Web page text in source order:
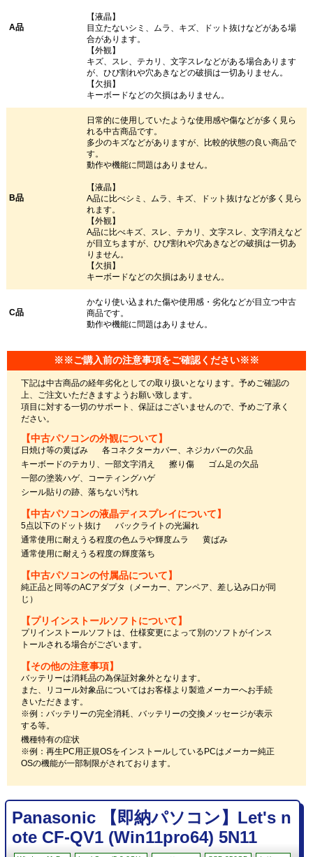
A品
【液晶】
目立たないシミ、ムラ、キズ、ドット抜けなどがある場
合があります。
【外観】
キズ、スレ、テカリ、文字スレなどがある場合あります
が、ひび割れや穴あきなどの破損は一切ありません。
【欠損】
キーボードなどの欠損はありません。
B品
日常的に使用していたような使用感や傷などが多く見ら
れる中古商品です。
多少のキズなどがありますが、比較的状態の良い商品で
す。
動作や機能に問題はありません。
【液晶】
A品に比べシミ、ムラ、キズ、ドット抜けなどが多く見ら
れます。
【外観】
A品に比べキズ、スレ、テカリ、文字スレ、文字消えなど
が目立ちますが、ひび割れや穴あきなどの破損は一切あ
りません。
【欠損】
キーボードなどの欠損はありません。
C品
かなり使い込まれた傷や使用感・劣化などが目立つ中古
商品です。
動作や機能に問題はありません。
※※ご購入前の注意事項をご確認ください※※
下記は中古商品の経年劣化としての取り扱いとなります。予めご確認の
上、ご注文いただきますようお願い致します。
項目に対する一切のサポート、保証はございませんので、予めご了承く
ださい。
【中古パソコンの外観について】
日焼け等の黄ばみ
各コネクターカバー、ネジカバーの欠品
キーボードのテカリ、一部文字消え
擦り傷
ゴム足の欠品
一部の塗装ハゲ、コーティングハゲ
シール貼りの跡、落ちない汚れ
【中古パソコンの液晶ディスプレイについて】
5点以下のドット抜け
バックライトの光漏れ
通常使用に耐えうる程度の色ムラや輝度ムラ
黄ばみ
通常使用に耐えうる程度の輝度落ち
【中古パソコンの付属品について】
純正品と同等のACアダプタ（メーカー、アンペア、差し込み口が同
じ）
【プリインストールソフトについて】
プリインストールソフトは、仕様変更によって別のソフトがインス
トールされる場合がございます。
【その他の注意事項】
バッテリーは消耗品の為保証対象外となります。
また、リコール対象品についてはお客様より製造メーカーへお手続
きいただきます。
※例：バッテリーの完全消耗、バッテリーの交換メッセージが表示
する等。
機種特有の症状
※例：再生PC用正規OSをインストールしているPCはメーカー純正
OSの機能が一部制限がされております。
Panasonic 【即納パソコン】Let's n
ote CF-QV1 (Win11pro64) 5N11